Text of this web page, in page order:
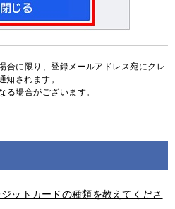
合に限り、登録メールアドレス宛にクレ
知されます。
る場合がございます。
ットカードの種類を教えてくださ